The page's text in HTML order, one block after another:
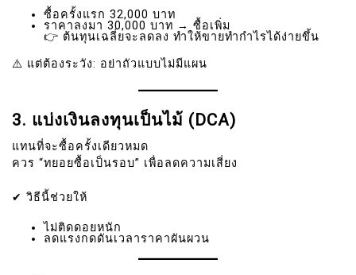
ซื้อครั้งแรก 32,000 บาท
ราคาลงมา 30,000 บาท → ซื้อเพิ่ม
👉 ต้นทุนเฉลี่ยจะลดลง ทำให้ขายทำกำไรได้ง่ายขึ้น
⚠️ แต่ต้องระวัง: อย่าถัวแบบไม่มีแผน
3. แบ่งเงินลงทุนเป็นไม้ (DCA)
แทนที่จะซื้อครั้งเดียวหมด
ควร “ทยอยซื้อเป็นรอบ” เพื่อลดความเสี่ยง
✔ วิธีนี้ช่วยให้
ไม่ติดดอยหนัก
ลดแรงกดดันเวลาราคาผันผวน